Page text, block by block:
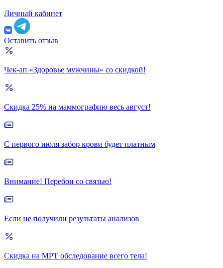
Личный кабинет
Оставить отзыв
Чек-ап «Здоровье мужчины» со скидкой!
Скидка 25% на маммографию весь август!
С первого июля забор крови будет платным
Внимание! Перебои со связью!
Если не получили результаты анализов
Скидка на МРТ обследование всего тела!